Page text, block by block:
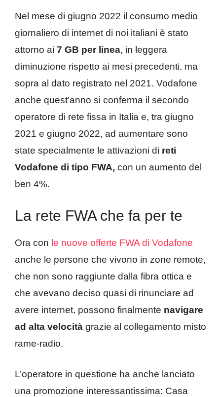
Nel mese di giugno 2022 il consumo medio
giornaliero di internet di noi italiani è stato
attorno ai 7 GB per linea, in leggera
diminuzione rispetto ai mesi precedenti, ma
sopra al dato registrato nel 2021. Vodafone
anche quest’anno si conferma il secondo
operatore di rete fissa in Italia e, tra giugno
2021 e giugno 2022, ad aumentare sono
state specialmente le attivazioni di reti
Vodafone di tipo FWA, con un aumento del
ben 4%.
La rete FWA che fa per te
Ora con le nuove offerte FWA di Vodafone
anche le persone che vivono in zone remote,
che non sono raggiunte dalla fibra ottica e
che avevano deciso quasi di rinunciare ad
avere internet, possono finalmente navigare
ad alta velocità grazie al collegamento misto
rame-radio.
L’operatore in questione ha anche lanciato
una promozione interessantissima: Casa